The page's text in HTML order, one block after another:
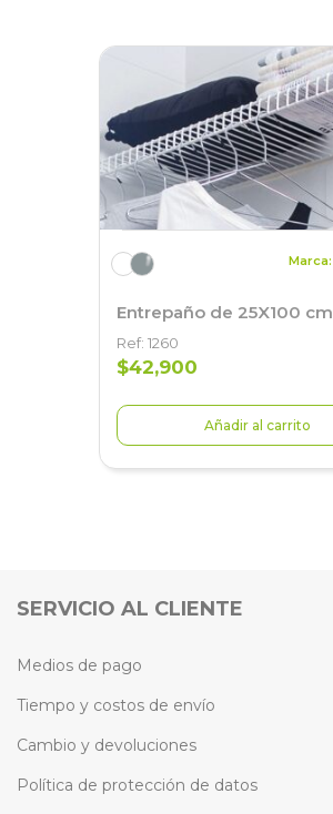
Marca:
Entrepaño de 25X100 cm
Ref: 1260
$42,900
Añadir al carrito
SERVICIO AL CLIENTE
Medios de pago
Tiempo y costos de envío
Cambio y devoluciones
Política de protección de datos